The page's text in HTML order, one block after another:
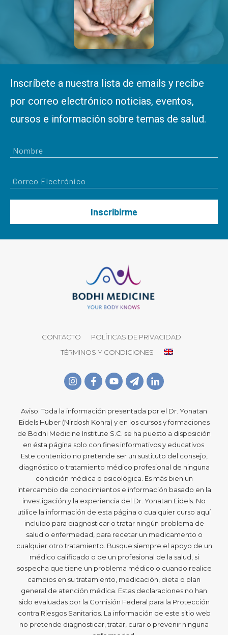
Inscríbete a nuestra lista de emails y recibe
por correo electrónico noticias, eventos,
cursos e información sobre temas de salud.
Inscribirme
CONTACTO
POLÍTICAS DE PRIVACIDAD
TÉRMINOS Y CONDICIONES
Aviso: Toda la información presentada por el Dr. Yonatan
Eidels Huber (Nirdosh Kohra) y en los cursos y formaciones
de Bodhi Medicine Institute S.C. se ha puesto a disposición
en ésta página solo con fines informativos y educativos.
Este contenido no pretende ser un sustituto del consejo,
diagnóstico o tratamiento médico profesional de ninguna
condición médica o psicológica. Es más bien un
intercambio de conocimientos e información basado en la
investigación y la experiencia del Dr. Yonatan Eidels. No
utilice la información de esta página o cualquier curso aquí
incluído para diagnosticar o tratar ningún problema de
salud o enfermedad, para recetar un medicamento o
cualquier otro tratamiento. Busque siempre el apoyo de un
médico calificado o de un profesional de la salud, si
sospecha que tiene un problema médico o cuando realice
cambios en su tratamiento, medicación, dieta o plan
general de atención médica. Estas declaraciones no han
sido evaluadas por la Comisión Federal para la Protección
contra Riesgos Sanitarios. La información de este sitio web
no pretende diagnosticar, tratar, curar o prevenir ninguna